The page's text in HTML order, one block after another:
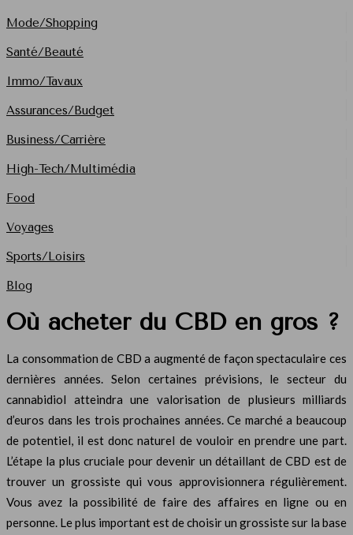
Mode/Shopping
Santé/Beauté
Immo/Tavaux
Assurances/Budget
Business/Carrière
High-Tech/Multimédia
Food
Voyages
Sports/Loisirs
Blog
Où acheter du CBD en gros ?
La consommation de CBD a augmenté de façon spectaculaire ces
dernières années. Selon certaines prévisions, le secteur du
cannabidiol atteindra une valorisation de plusieurs milliards
d’euros dans les trois prochaines années. Ce marché a beaucoup
de potentiel, il est donc naturel de vouloir en prendre une part.
L’étape la plus cruciale pour devenir un détaillant de CBD est de
trouver un grossiste qui vous approvisionnera régulièrement.
Vous avez la possibilité de faire des affaires en ligne ou en
personne. Le plus important est de choisir un grossiste sur la base